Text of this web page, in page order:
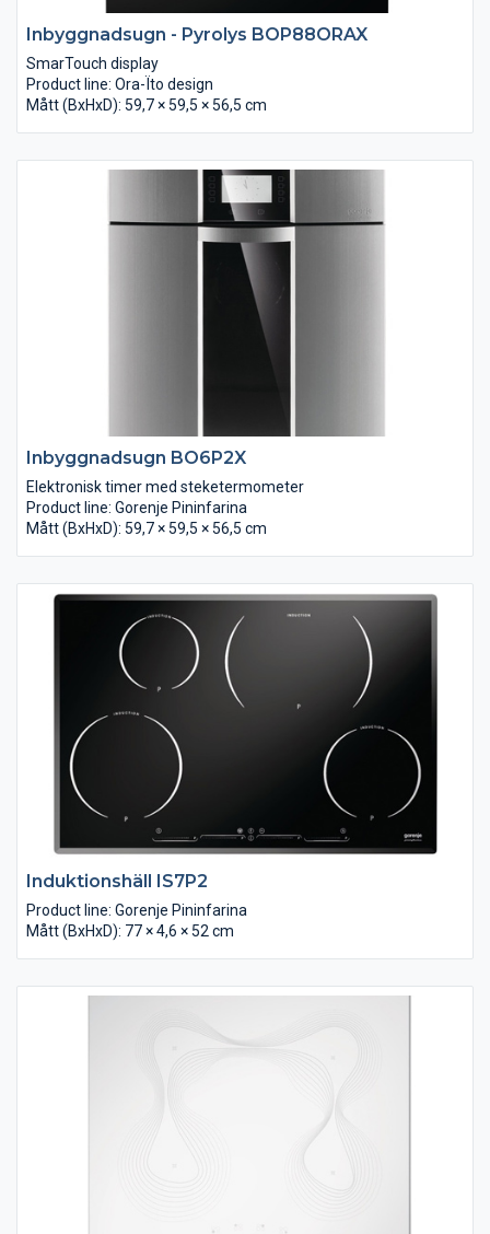
Inbyggnadsugn - Pyrolys BOP88ORAX
SmarTouch display
Product line: Ora-Ïto design
Mått (BxHxD): 59,7 × 59,5 × 56,5 cm
Inbyggnadsugn BO6P2X
Elektronisk timer med steketermometer
Product line: Gorenje Pininfarina
Mått (BxHxD): 59,7 × 59,5 × 56,5 cm
Induktionshäll IS7P2
Product line: Gorenje Pininfarina
Mått (BxHxD): 77 × 4,6 × 52 cm